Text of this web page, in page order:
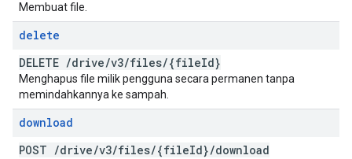
Membuat file.
delete
DELETE /drive/v3/files/{fileId}
Menghapus file milik pengguna secara permanen tanpa
memindahkannya ke sampah.
download
POST /drive/v3/files/{fileId}/download